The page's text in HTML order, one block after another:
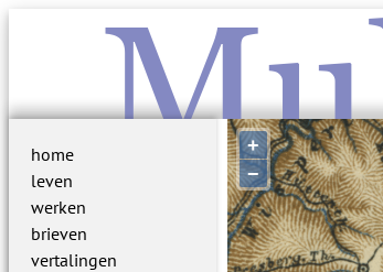
home
leven
werken
brieven
vertalingen
+
−